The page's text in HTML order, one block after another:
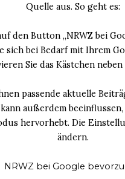
Quelle aus. So geht es:
den Button „NRWZ bei
sich bei Bedarf mit Ihrem
Sie das Kästchen neben
passende aktuelle
außerdem
hervorhebt. Die
ändern.
NRWZ bei Google